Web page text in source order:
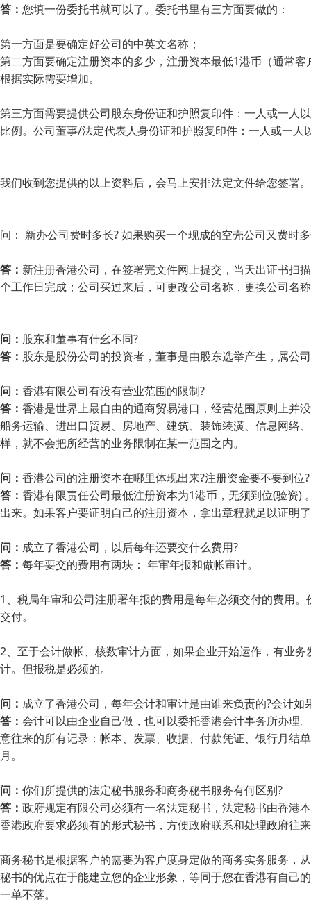
答： 您填一份委托书就可以了。委托书里有三方面要做的：
第一方面是要确定好公司的中英文名称；
第二方面要确定注册资本的多少，注册资本最低1港币（通常
根据实际需要增加。
第三方面需要提供公司股东身份证和护照复印件：一人或一人
比例。公司董事/法定代表人身份证和护照复印件：一人或一
我们收到您提供的以上资料后，会马上安排法定文件给您签署
问： 新办公司费时多长? 如果购买一个现成的空壳公司又费时
答： 新注册香港公司，在签署完文件网上提交，当天出证书扫
个工作日完成；公司买过来后，可更改公司名称，更换公司名
问： 股东和董事有什幺不同?
答： 股东是股份公司的投资者，董事是由股东选举产生，属公
问： 香港有限公司有没有营业范围的限制?
答： 香港是世界上最自由的通商贸易港口，经营范围原则上并
船务运输、进出口贸易、房地产、建筑、装饰装潢、信息网络
样，就不会把所经营的业务限制在某一范围之内。
问： 香港公司的注册资本在哪里体现出来?注册资金要不要到位?
答： 香港有限责任公司最低注册资本为1港币，无须到位(验资
出来。如果客户要证明自己的注册资本，拿出章程就足以证明
问： 成立了香港公司，以后每年还要交什么费用?
答： 每年要交的费用有两块： 年审年报和做帐审计。
1、税局年审和公司注册署年报的费用是每年必须交付的费用
交付。
2、至于会计做帐、核数审计方面，如果企业开始运作，有业
计。但报税是必须的。
问： 成立了香港公司，每年会计和审计是由谁来负责的?会计
答： 会计可以由企业自己做，也可以委托香港会计事务所办理
意往来的所有记录：帐本、发票、收据、付款凭证、银行月结
月。
问： 你们所提供的法定秘书服务和商务秘书服务有何区别?
答： 政府规定有限公司必须有一名法定秘书，法定秘书由香港
香港政府要求必须有的形式秘书，方便政府联系和处理政府往
商务秘书是根据客户的需要为客户度身定做的商务实务服务，
秘书的优点在于能建立您的企业形象，等同于您在香港有自己
一单不落。